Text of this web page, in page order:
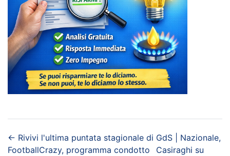
← Rivivi l'ultima puntata stagionale di
FootballCrazy, programma condotto
GdS | Nazionale,
Casiraghi su